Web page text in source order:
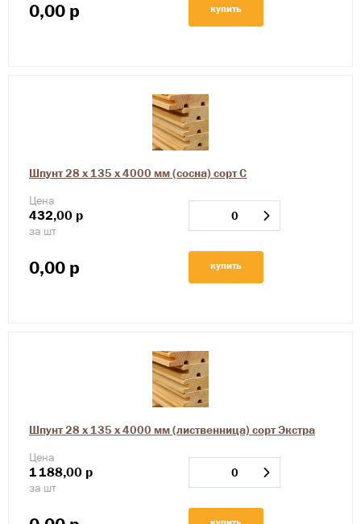
0,00 р купить
Шпунт 28 х 135 х 4000 мм (сосна) сорт С
Цена
432,00 р
за шт
0,00 р купить
Шпунт 28 х 135 х 4000 мм (лиственница) сорт Экстра
Цена
1188,00 р
за шт